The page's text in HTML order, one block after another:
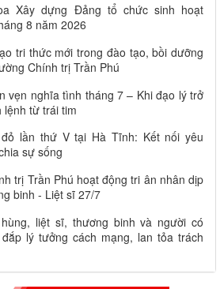
Xây dựng Đảng tổ chức sinh hoạt
8 năm 2026
tri thức mới trong đào tạo, bồi dưỡng
Chính trị Trần Phú
vẹn nghĩa tình tháng 7 – Khi đạo lý trở
lệnh từ trái tim
lần thứ V tại Hà Tĩnh: Kết nối yêu
sự sống
trị Trần Phú hoạt động tri ân nhân dịp
binh - Liệt sĩ 27/7
liệt sĩ, thương binh và người có
lý tưởng cách mạng, lan tỏa trách